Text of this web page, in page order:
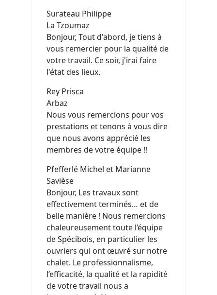
Surateau Philippe
La Tzoumaz
Bonjour, Tout d'abord, je tiens à
vous remercier pour la qualité de
votre travail. Ce soir, j'irai faire
l'état des lieux.
Rey Prisca
Arbaz
Nous vous remercions pour vos
prestations et tenons à vous dire
que nous avons apprécié les
membres de votre équipe !!
Pfefferlé Michel et Marianne
Savièse
Bonjour, Les travaux sont
effectivement terminés… et de
belle manière ! Nous remercions
chaleureusement toute l’équipe
de Spécibois, en particulier les
ouvriers qui ont œuvré sur notre
chalet. Le professionnalisme,
l’efficacité, la qualité et la rapidité
de votre travail nous a